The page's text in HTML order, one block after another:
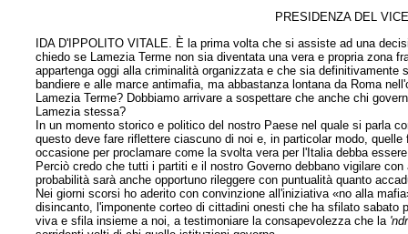
PRESIDENZA DEL
IDA D'IPPOLITO VITALE. È la prima volta che si assiste ad una
chiedo se Lamezia Terme non sia diventata una vera e propria zona
appartenga oggi alla criminalità organizzata e che sia
bandiere e alle marce antimafia, ma abbastanza lontana da Roma
Lamezia Terme? Dobbiamo arrivare a sospettare che anche chi
Lamezia stessa?
In un momento storico e politico del nostro Paese nel quale si parla
questo deve fare riflettere ciascuno di noi e, in particolar modo,
occasione per proclamare come la svolta vera per l'Italia debba
Perciò credo che tutti i partiti e il nostro Governo debbano vigilare
probabilità sarà anche opportuno rileggere con puntualità quanto
Nei giorni scorsi ho aderito con convinzione all'iniziativa «no alla
disincanto, l'imponente corteo di cittadini onesti che ha sfilato
viva e sfila insieme a noi, a testimoniare la consapevolezza che la